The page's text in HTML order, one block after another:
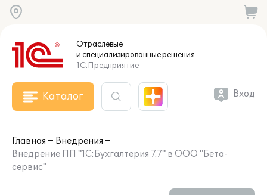
Отраслевые
и специализированныерешения
1С:Предприятие
Каталог Вход
Главная
Внедрения
Внедрение ПП "1С:Бухгалтерия 7.7" в ООО "Бета-
сервис"